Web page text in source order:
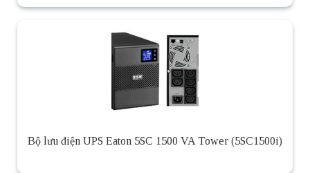
Bộ lưu điện UPS Eaton 5SC 1500 VA Tower (5SC1500i)